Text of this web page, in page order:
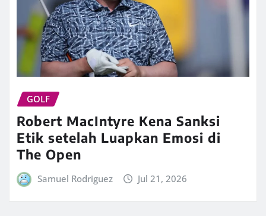
GOLF
Robert MacIntyre Kena Sanksi
Etik setelah Luapkan Emosi di
The Open
Samuel Rodriguez Jul 21, 2026